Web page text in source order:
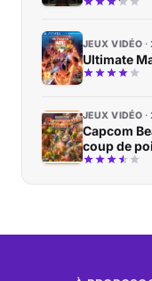
JEUX VIDÉO
Ultimate
JEUX VIDÉO
Capcom
coup de